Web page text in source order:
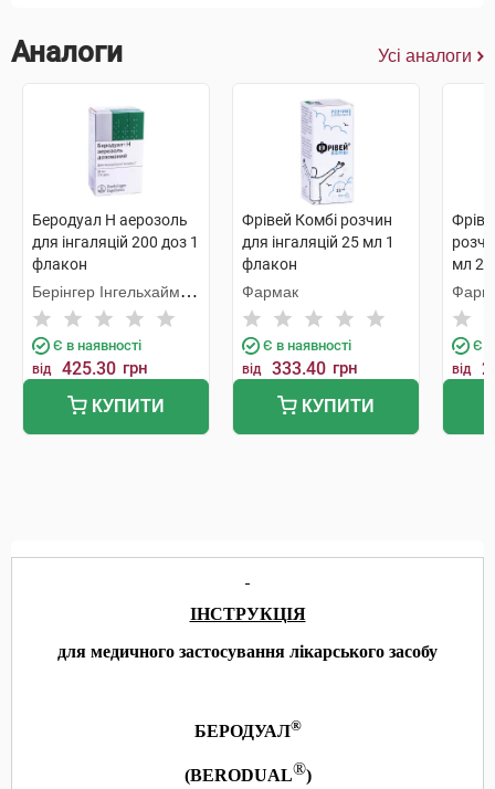
Аналоги Усі аналоги
Беродуал Н аерозоль
для інгаляцій 200 доз 1
флакон
Берінгер Інгельхайм
Фарма
Є в наявності
від 425.30 грн
КУПИТИ
Фрівей Комбі розчин
для інгаляцій 25 мл 1
флакон
Фармак
Є в наявності
від 333.40 грн
КУПИТИ
мл 20
Є в
від